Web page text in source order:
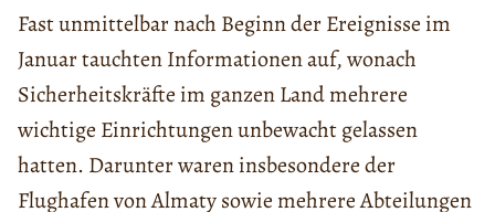
Fast unmittelbar nach Beginn der Ereignisse im
Januar tauchten Informationen auf, wonach
Sicherheitskräfte im ganzen Land mehrere
wichtige Einrichtungen unbewacht gelassen
hatten. Darunter waren insbesondere der
Flughafen von Almaty sowie mehrere Abteilungen